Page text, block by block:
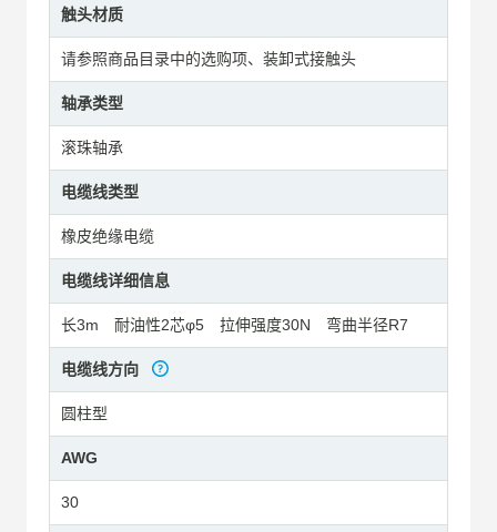
触头材质
请参照商品目录中的选购项、装卸式接触头
轴承类型
滚珠轴承
电缆线类型
橡皮绝缘电缆
电缆线详细信息
长3m 耐油性2芯φ5 拉伸强度30N 弯曲半径R7
电缆线方向
圆柱型
AWG
30